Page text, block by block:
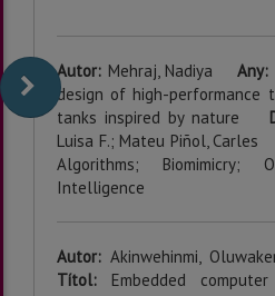
Autor: Mehraj, Nadiya Any:
design of high-performance
tanks inspired by nature
Luisa F.; Mateu Piñol, Carles
Algorithms; Biomimicry;
Intelligence
Autor:Akinwehinmi,
Títol: Embedded